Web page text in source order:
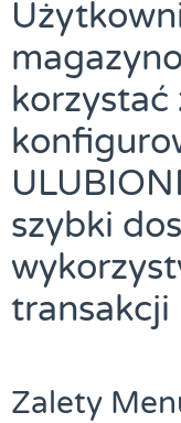
korzystać
szybki
transakcji
Zalety